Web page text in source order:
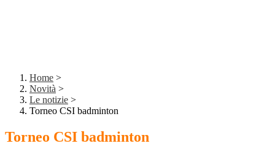
Home >
Novità >
Le notizie >
Torneo CSI badminton
Torneo CSI badminton